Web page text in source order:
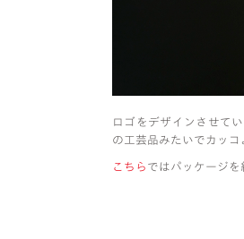
ロゴをデザインさせて
の工芸品みたいでカッコ
こちら ではパッケージ